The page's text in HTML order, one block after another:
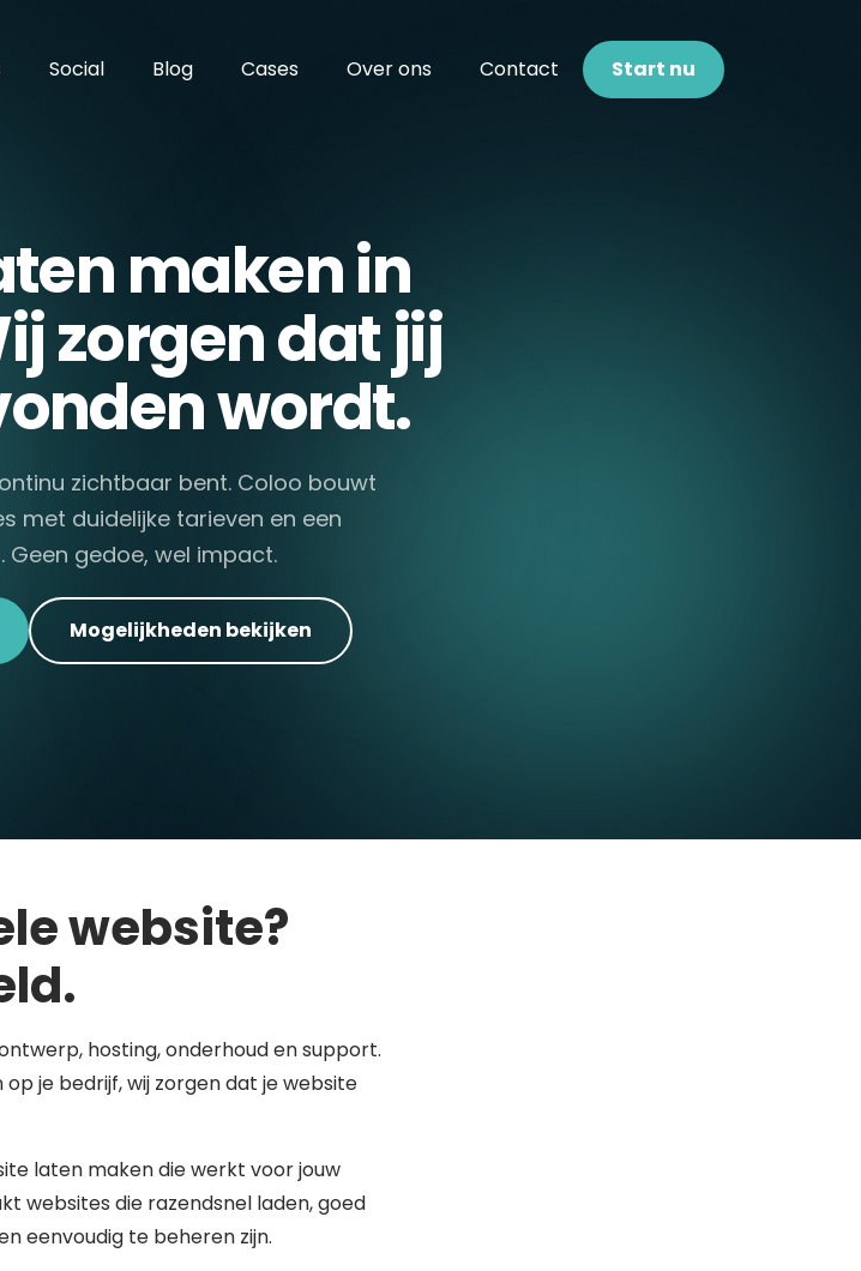
Social Blog Cases Over ons Contact Start nu
maken in
zorgen dat jij
wordt.
zichtbaar bent. Coloo bouwt
met duidelijke tarieven en een
Geen gedoe, wel impact.
Mogelijkheden bekijken
website?
hosting, onderhoud en support.
je bedrijf, wij zorgen dat je website
laten maken die werkt voor jouw
websites die razendsnel laden, goed
eenvoudig te beheren zijn.